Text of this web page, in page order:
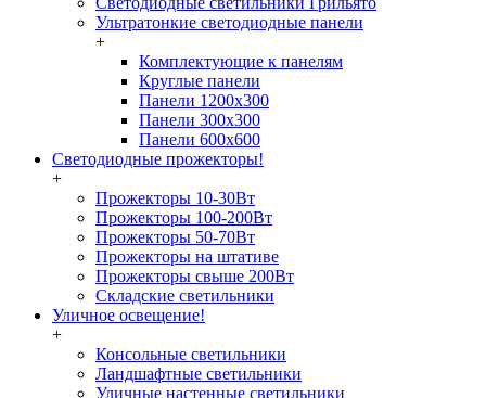
Ультратонкие светодиодные панели
+
Комплектующие к панелям
Круглые панели
Панели 1200х300
Панели 300х300
Панели 600х600
Светодиодные прожекторы!
+
Прожекторы 10-30Вт
Прожекторы 100-200Вт
Прожекторы 50-70Вт
Прожекторы на штативе
Прожекторы свыше 200Вт
Складские светильники
Уличное освещение!
+
Консольные светильники
Ландшафтные светильники
Уличные настенные светильники